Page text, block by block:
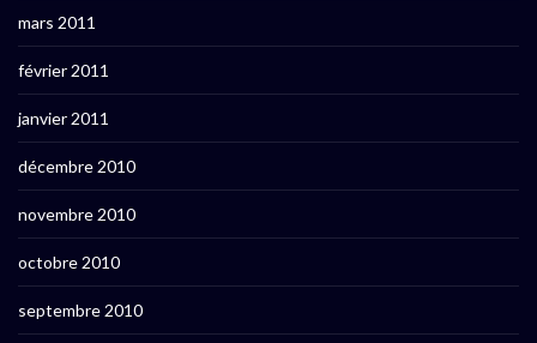
mars 2011
février 2011
janvier 2011
décembre 2010
novembre 2010
octobre 2010
septembre 2010